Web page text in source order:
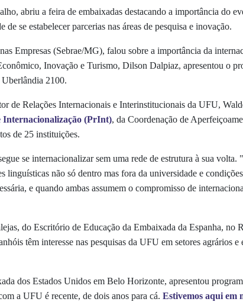
abriu a feira de embaixadas destacando a importância do
se estabelecer parcerias nas áreas de pesquisa e inovação.
Empresas (Sebrae/MG), falou sobre a importância da
Inovação e Turismo, Dilson Dalpiaz, apresentou o
2100.
de Relações Internacionais e Interinstitucionais da UFU,
Internacionalização (PrInt), da Coordenação de
de 25 instituições.
se internacionalizar sem uma rede de estrutura à sua
não só dentro mas fora da universidade e
e quando ambas assumem o compromisso de
do Escritório de Educação da Embaixada da Espanha, no
têm interesse nas pesquisas da UFU em setores agrários
dos Estados Unidos em Belo Horizonte, apresentou
a UFU é recente, de dois anos para cá. Estivemos aqui em